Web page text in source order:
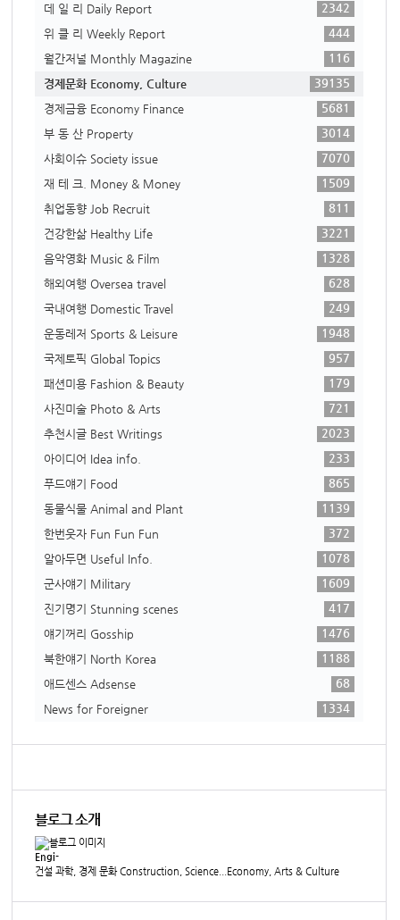
데 일 리 Daily Report
2342
위 클 리 Weekly Report
444
월간저널 Monthly Magazine
116
경제문화 Economy, Culture
39135
경제금융 Economy Finance
5681
부 동 산 Property
3014
사회이슈 Society issue
7070
재 테 크. Money & Money
1509
취업동향 Job Recruit
811
건강한삶 Healthy Life
3221
음악영화 Music & Film
1328
해외여행 Oversea travel
628
국내여행 Domestic Travel
249
운동레저 Sports & Leisure
1948
국제토픽 Global Topics
957
패션미용 Fashion & Beauty
179
사진미술 Photo & Arts
721
추천시글 Best Writings
2023
아이디어 Idea info.
233
푸드얘기 Food
865
동물식물 Animal and Plant
1139
한번웃자 Fun Fun Fun
372
알아두면 Useful Info.
1078
군사얘기 Military
1609
진기명기 Stunning scenes
417
얘기꺼리 Gosship
1476
북한얘기 North Korea
1188
애드센스 Adsense
68
News for Foreigner
1334
블로그 소개
Engi-
건설 과학, 경제 문화 Construction, Science...Economy, Arts & Culture